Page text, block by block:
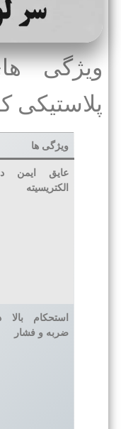
ویژگی
پلاستیکی
ویژگی ها
عایق ایمن
الکتریسیته
استحکام بالا
ضربه و فشار